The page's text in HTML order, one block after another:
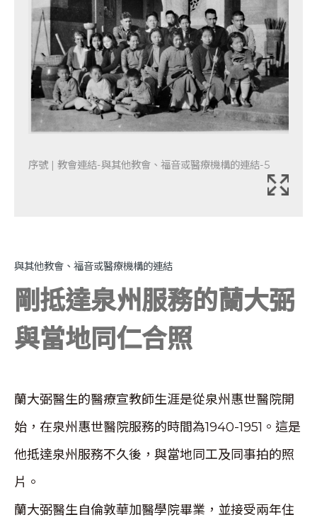
序號 | 教會連結-與其他教會、福音或醫療機構的連結-5
與其他教會、福音或醫療機構的連結
剛抵達泉州服務的蘭大弼
與當地同仁合照
蘭大弼醫生的醫療宣教師生涯是從泉州惠世醫院開
始，在泉州惠世醫院服務的時間為1940-1951。這是
他抵達泉州服務不久後，與當地同工及同事拍的照
片。
蘭大弼醫生自倫敦華加醫學院畢業，並接受兩年住